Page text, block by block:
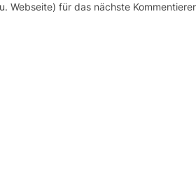
Webseite) für das nächste